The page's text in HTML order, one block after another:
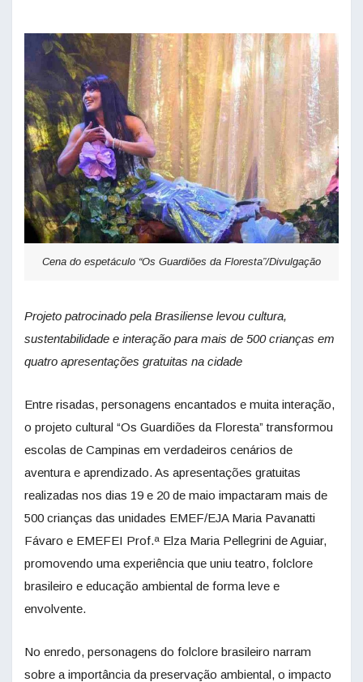
Cena do espetáculo “Os Guardiões da Floresta”/Divulgação
Projeto patrocinado pela Brasiliense levou cultura,
sustentabilidade e interação para mais de 500 crianças em
quatro apresentações gratuitas na cidade
Entre risadas, personagens encantados e muita interação,
o projeto cultural “Os Guardiões da Floresta” transformou
escolas de Campinas em verdadeiros cenários de
aventura e aprendizado. As apresentações gratuitas
realizadas nos dias 19 e 20 de maio impactaram mais de
500 crianças das unidades EMEF/EJA Maria Pavanatti
Fávaro e EMEFEI Prof.ª Elza Maria Pellegrini de Aguiar,
promovendo uma experiência que uniu teatro, folclore
brasileiro e educação ambiental de forma leve e
envolvente.
No enredo, personagens do folclore brasileiro narram
sobre a importância da preservação ambiental, o impacto